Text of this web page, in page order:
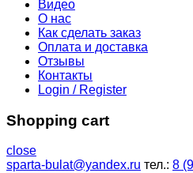
Видео
О нас
Как сделать заказ
Оплата и доставка
Отзывы
Контакты
Login / Register
Shopping cart
close
sparta-bulat@yandex.ru тел.: 8